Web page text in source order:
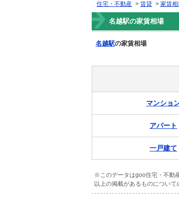
住宅・不動産 > 賃貸 > 家賃
名越駅の家賃相場
名越駅の家賃相場
マンショ
アパート
一戸建て
※このデータはgoo住宅・不動
以上の掲載があるものについて